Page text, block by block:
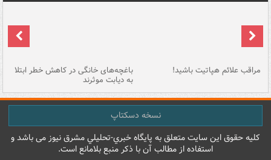
مراقب علائم هپاتیت باشید! باغچه‌های خانگی در کاهش خطر ابتلا
به دیابت موثرند
نسخه دسکتاپ
کليه حقوق اين سايت متعلق به پایگاه خبري-تحليلي مشرق نيوز می باشد و
استفاده از مطالب آن با ذکر منبع بلامانع است.